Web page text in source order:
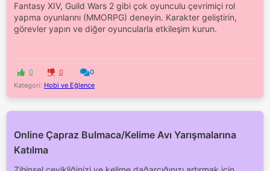
Fantasy XIV, Guild Wars 2 gibi çok oyunculu çevrimiçi rol
yapma oyunlarını (MMORPG) deneyin. Karakter geliştirin,
görevler yapın ve diğer oyuncularla etkileşim kurun.
0 0
0
Kategori: Hobi ve Eğlence
Online Çapraz Bulmaca/Kelime Avı Yarışmalarına
Katılma